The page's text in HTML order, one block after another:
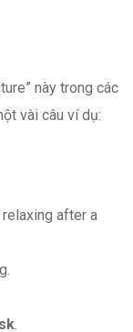
này trong các
vài câu ví dụ:
after a
.